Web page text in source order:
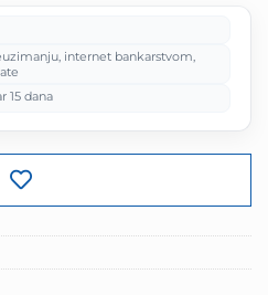
internet bankarstvom,
15 dana